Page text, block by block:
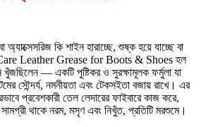
কি শাইন হারাচ্ছে, শুষ্ক হয়ে যাচ্ছে বা
Care Leather Grease for Boots & Shoes হল
খুঁজছিলেন — একটি পুষ্টিকর ও সুরক্ষামূলক ফর্মুলা যা
সৌন্দর্য, নমনীয়তা এবং টেকসইতা বজায় রাখে। এর
প্রবেশকারী তেল লেদারের ফাইবারে কাজ করে,
থাকে নরম, মসৃণ এবং নিখুঁত, প্রতিটি মরশুমে।